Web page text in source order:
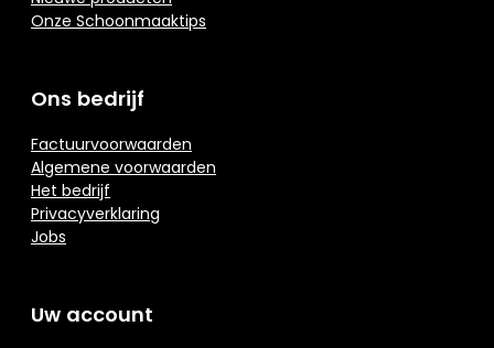
Onze Schoonmaaktips
Ons bedrijf
Factuurvoorwaarden
Algemene voorwaarden
Het bedrijf
Privacyverklaring
Jobs
Uw account